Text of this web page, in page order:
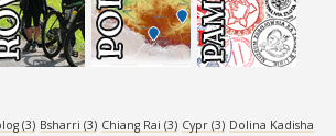
(3) Bsharri (3) Chiang Rai (3) Cypr (3) Dolina Kadisha